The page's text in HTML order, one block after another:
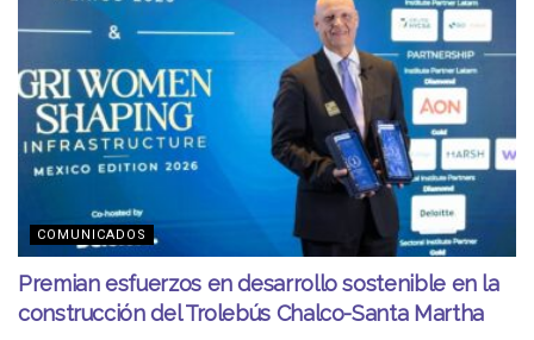
COMUNICADOS
Premian esfuerzos en desarrollo sostenible en la
construcción del Trolebús Chalco-Santa Martha